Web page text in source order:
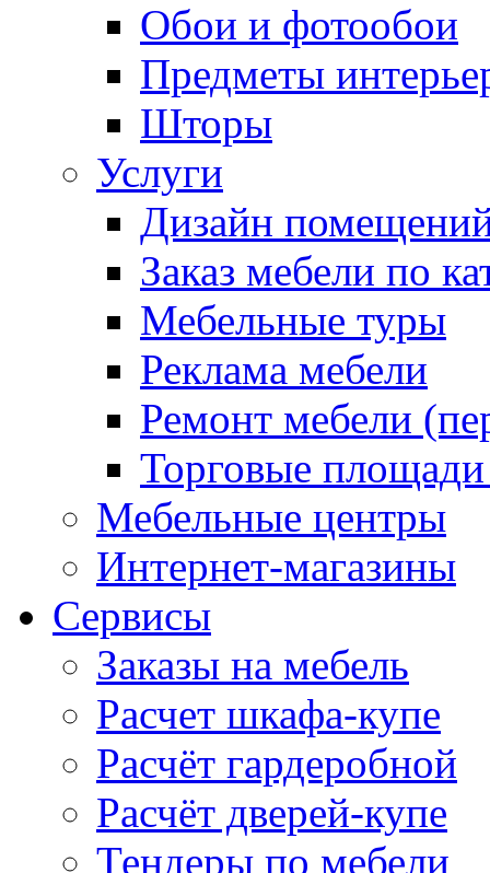
Обои и фотообои
Предметы
Шторы
Услуги
Дизайн
Заказ мебели по
Мебельные туры
Реклама мебели
Ремонт мебели
Торговые
Мебельные центры
Интернет-магазины
Сервисы
Заказы на мебель
Расчет шкафа-купе
Расчёт гардеробной
Расчёт дверей-купе
Тендеры по мебели